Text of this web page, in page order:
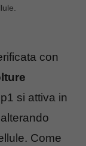
con
si attiva in
Come